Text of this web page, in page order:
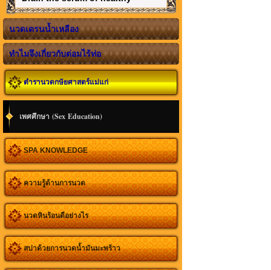
นวดเดรนน้ำเหลือง
ทำไมจึงเกี่ยวกับต่อมไร้ท่อ
ตำรานวดกษัยศาสตร์แม่แก่
เพศศึกษา (Sex Education)
SPA KNOWLEDGE
ความรู้ด้านการนวด
นวดหินร้อนดีอย่างไร
สปาด้วยการนวดน้ำมันมะพร้าว